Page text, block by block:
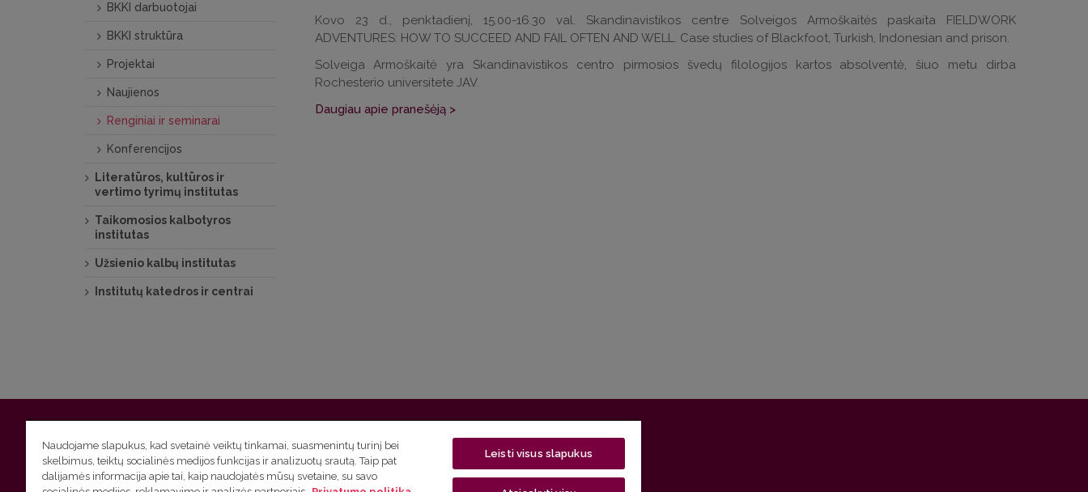
Kovo 23 d., penktadienį, 15.00-16.30 val. Skandinavistikos centre Solveigos Armoškaitės paskaita FIELDWORK
ADVENTURES: HOW TO SUCCEED AND FAIL OFTEN AND WELL. Case studies of Blackfoot, Turkish, Indonesian and prison.
Solveiga Armoškaitė yra Skandinavistikos centro pirmosios švedų filologijos kartos absolventė, šiuo metu dirba
Rochesterio universitete JAV.
Daugiau apie pranešėją >
BKKI darbuotojai
BKKI struktūra
Projektai
Naujienos
Renginiai ir seminarai
Konferencijos
Literatūros, kultūros ir
vertimo tyrimų institutas
Taikomosios kalbotyros
institutas
Užsienio kalbų institutas
Institutų katedros ir centrai
Vilniaus universitetas Filologijos fakultetas | Universiteto g. 5, LT-01131 Vilnius
Studijų skyriaus(studijų ir tvarkaraščio klausimai) tel. (0 5) 268 7208 | El. paštasstudijos@flf.vu.lt
Naudojame slapukus, kad svetainė veiktų tinkamai, suasmenintų turinį bei
skelbimus, teiktų socialinės medijos funkcijas ir analizuotų srautą. Taip pat
dalijamės informacija apie tai, kaip naudojatės mūsų svetaine, su savo
Leisti visus slapukus